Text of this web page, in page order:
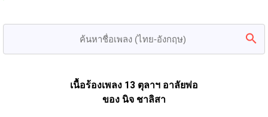
เนื้อร้องเพลง 13 ตุลาฯ อาลัยพ่อ
ของ นิจ ชาลิสา